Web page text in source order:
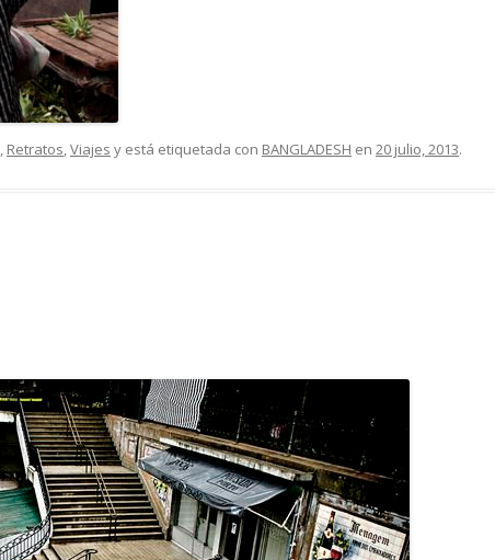
, Retratos,Viajes y está etiquetada con BANGLADESH en 20 julio, 2013.